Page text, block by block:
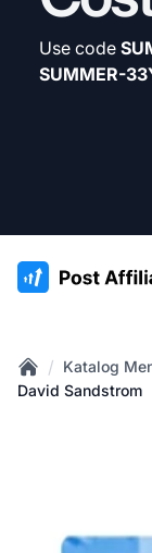
Use code
SUMMER-
:site.title
Home
/ Katalog
David Sandstrom